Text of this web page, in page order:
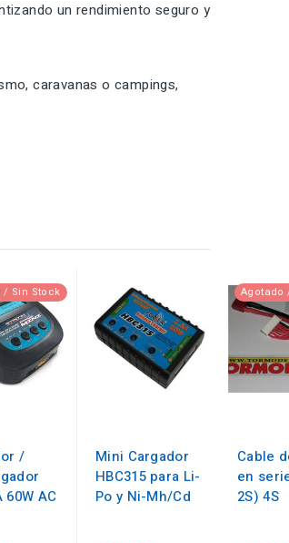
un rendimiento seguro y
caravanas o campings,
/ Sin Stock
/
60W AC
Mini Cargador
HBC315 para Li-
Po y Ni-Mh/Cd
Agotado
Cable
en
2S) 4S